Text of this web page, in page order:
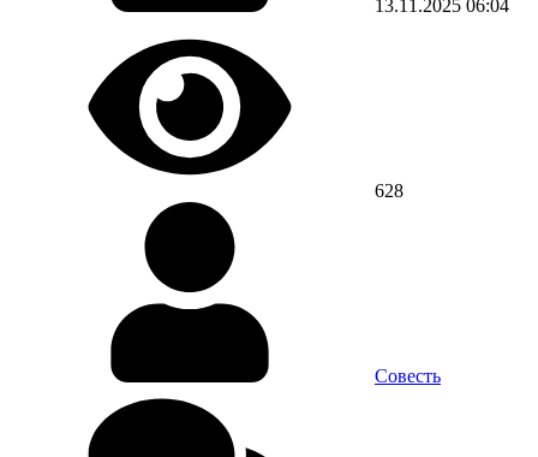
13.11.2025 06:04
628
Совесть